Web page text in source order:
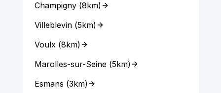
Champigny(8km)
Villeblevin(5km)
Voulx(8km)
Marolles-sur-Seine(5km)
Esmans (3km)